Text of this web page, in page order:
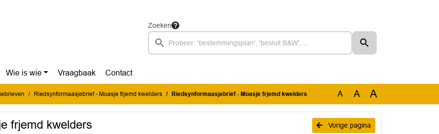
Zoeken
Wie is wie Vraagbaak Contact
Riedsynformaasjebrief - Moasje frjemd kwelders Riedsynformaasjebrief - Moasje frjemd kwelders A A A
Vorige pagina
frjemd kwelders